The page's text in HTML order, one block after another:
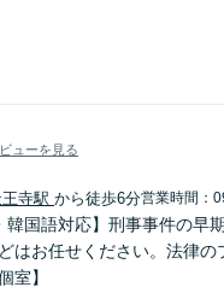
ューを見る
王寺駅 から徒歩6分営業時間：
韓国語対応】刑事事件の
はお任せください。法律
室】